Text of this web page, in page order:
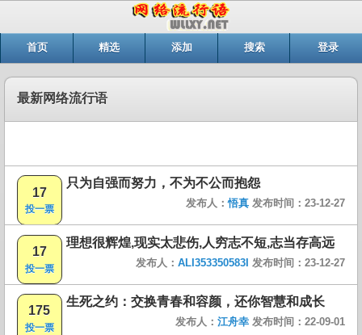
首页 精选 添加 搜索 登录
最新网络流行语
17
投一票
只为自强而努力，不为不公而抱怨
发布人：悟真 发布时间：23-12-27
17
投一票
理想很辉煌,现实太悲伤,人穷志不短,志当存高远
发布人： ALI353350583I 发布时间：23-12-27
175
投一票
生死之约：交换青春和容颜，还你智慧和成长
发布人： 江舟幸 发布时间：22-09-01